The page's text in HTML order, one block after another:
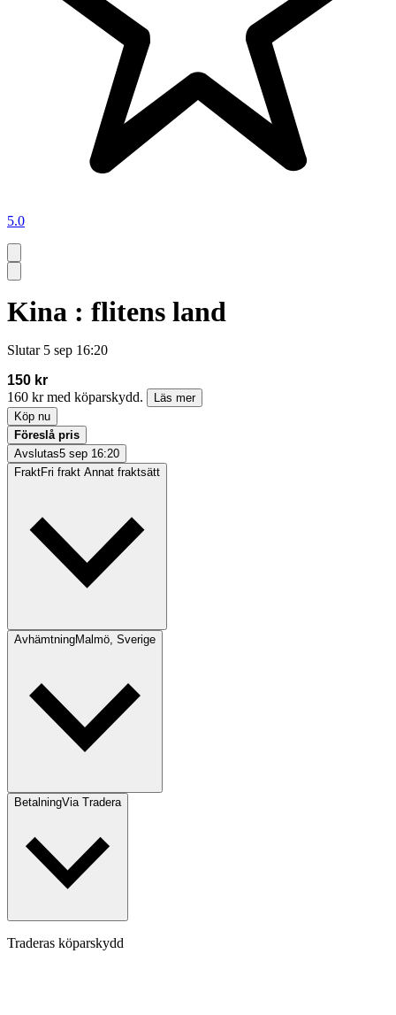
5.0
Kina : flitens land
Slutar 5 sep 16:20
150 kr
160 kr med köparskydd.
Läs mer
Köp nu
Föreslå pris
Avslutas5 sep 16:20
FraktFri frakt Annat fraktsätt
AvhämtningMalmö, Sverige
BetalningVia Tradera
Traderas köparskydd